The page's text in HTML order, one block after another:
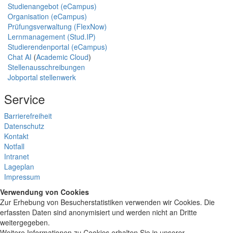
Studienangebot (eCampus)
Organisation (eCampus)
Prüfungsverwaltung (FlexNow)
Lernmanagement (Stud.IP)
Studierendenportal (eCampus)
Chat AI (Academic Cloud)
Stellenausschreibungen
Jobportal stellenwerk
Service
Barrierefreiheit
Datenschutz
Kontakt
Notfall
Intranet
Lageplan
Impressum
Verwendung von Cookies
Zur Erhebung von Besucherstatistiken verwenden wir Cookies. Die
erfassten Daten sind anonymisiert und werden nicht an Dritte
weitergegeben.